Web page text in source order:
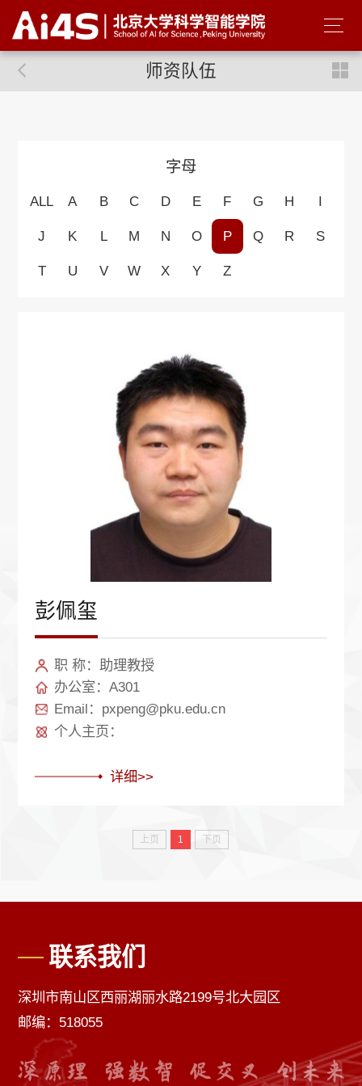
师资队伍
字母
ALL A B C D E F G H I
J K L M N O P Q R S
T U V W X Y Z
彭佩玺
职 称：助理教授
办公室：A301
Email：pxpeng@pku.edu.cn
个人主页：
详细>>
上页 1 下页
联系我们
深圳市南山区西丽湖丽水路2199号北大园区
邮编：518055